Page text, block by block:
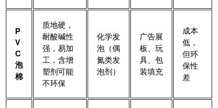
P
V
C
泡
棉
质地硬，
耐酸碱性
强，易加
工，含增
塑剂可能
不环保
化学发
泡（偶
氮类发
泡剂）
广告展
板、玩
具、包
装填充
成本
低，
但环
保性
差